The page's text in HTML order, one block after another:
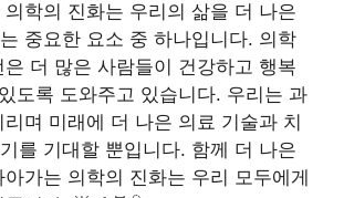
학의 진화는 우리의 삶을 더 나은
중요한 요소 중 하나입니다. 의학
더 많은 사람들이 건강하고 행복
도록 도와주고 있습니다. 우리는 과
며 미래에 더 나은 의료 기술과 치
를 기대할 뿐입니다. 함께 더 나은
가는 의학의 진화는 우리 모두에게